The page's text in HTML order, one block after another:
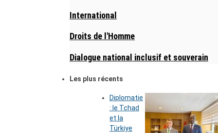
International
Droits de l'Homme
Dialogue national inclusif et souverain
Les plus récents
Diplomatie
: le Tchad
et la
Türkiye